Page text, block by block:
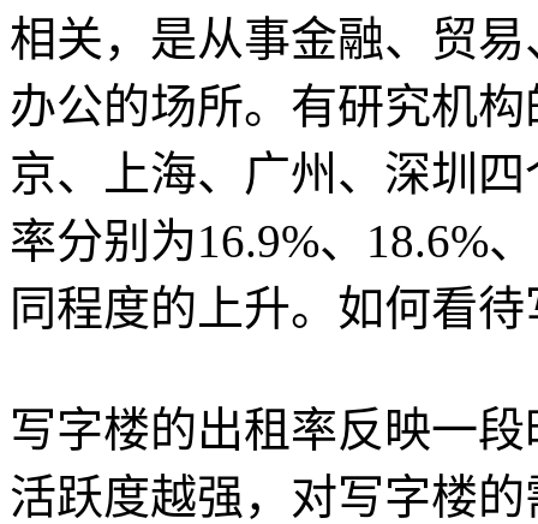
相关，是从事金融、贸
办公的场所。有研究机
京、上海、广州、深圳
率分别为16.9%、18.6%
同程度的上升。如何看
写字楼的出租率反映一
活跃度越强，对写字楼